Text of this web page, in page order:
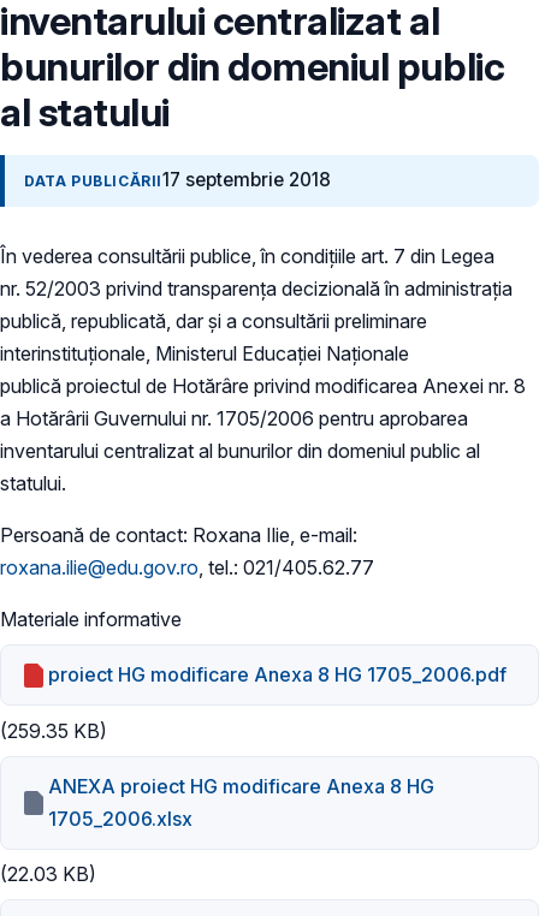
inventarului centralizat al
bunurilor din domeniul public
al statului
DATA PUBLICĂRII17 septembrie 2018
În vederea consultării publice, în condiţiile art. 7 din Legea
nr. 52/2003 privind transparenţa decizională în administraţia
publică, republicată, dar și a consultării preliminare
interinstituționale, Ministerul Educaţiei Naţionale
publică proiectul de Hotărâre privind modificarea Anexei nr. 8
a Hotărârii Guvernului nr. 1705/2006 pentru aprobarea
inventarului centralizat al bunurilor din domeniul public al
statului.
Persoană de contact: Roxana Ilie, e-mail:
roxana.ilie@edu.gov.ro , tel.: 021/405.62.77
Materiale informative
proiect HG modificare Anexa 8 HG 1705_2006.pdf
(259.35 KB)
ANEXA proiect HG modificare Anexa 8 HG
1705_2006.xlsx
(22.03 KB)